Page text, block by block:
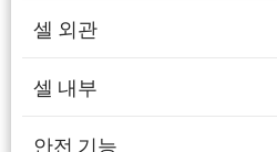
셀 외관
셀 내부
안전 기능